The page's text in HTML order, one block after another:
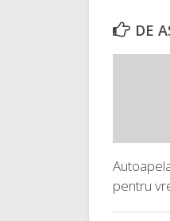
DE
pentru